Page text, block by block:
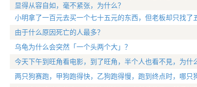
显得从容自如，毫不紧张，为什么？
小明拿了一百元去买一个七十五元的东西，但老板却只找了
由于什么原因死亡的人最多？
乌龟为什么会突然「一个头两个大」？
今天下午到旺角看电影，到了旺角，半个人也看不見，为什
两只狗赛跑，甲狗跑得快，乙狗跑得慢，跑到终点时，哪只